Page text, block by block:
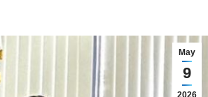
May
9
2026